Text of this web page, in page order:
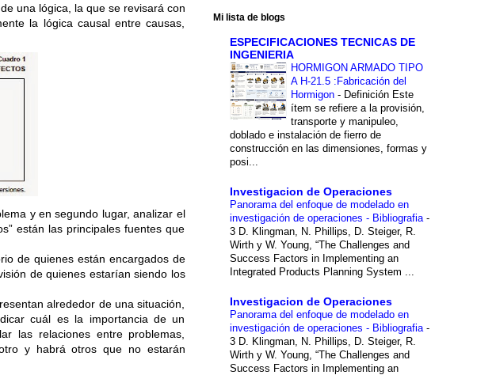
una lógica, la que se revisará con
la lógica causal entre causas,
y en segundo lugar, analizar el
están las principales fuentes que
de quienes están encargados de
de quienes estarían siendo los
alrededor de una situación,
cuál es la importancia de un
las relaciones entre problemas,
y habrá otros que no estarán
Mi lista de blogs
ESPECIFICACIONES TECNICAS DE
INGENIERIA
HORMIGON ARMADO TIPO
A H-21.5 :Fabricación del
Hormigon - Definición Este
ítem se refiere a la provisión,
transporte y manipuleo,
doblado e instalación de fierro de
construcción en las dimensiones, formas y
posi...
Investigacion de Operaciones
Panorama del enfoque de modelado en
investigación de operaciones - Bibliografia -
3 D. Klingman, N. Phillips, D. Steiger, R.
Wirth y W. Young, “The Challenges and
Success Factors in Implementing an
Integrated Products Planning System ...
Investigacion de Operaciones
Panorama del enfoque de modelado en
investigación de operaciones - Bibliografia -
3 D. Klingman, N. Phillips, D. Steiger, R.
Wirth y W. Young, “The Challenges and
Success Factors in Implementing an